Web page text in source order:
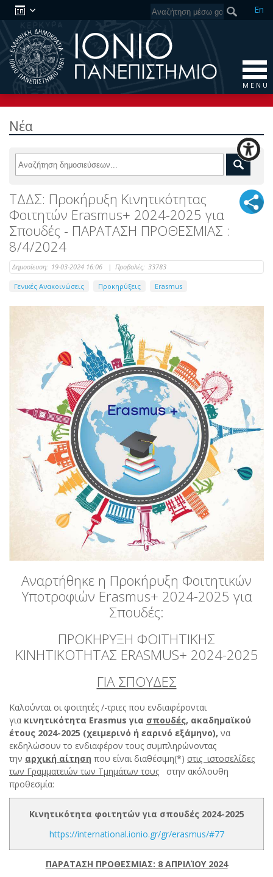
En
M E N U
Νέα
ΤΔΔΣ: Προκήρυξη Kινητικότητας
Φοιτητών Erasmus+ 2024-2025 για
Σπουδές - ΠΑΡΑΤΑΣΗ ΠΡΟΘΕΣΜΙΑΣ :
8/4/2024
Δημοσίευση: 19-03-2024 16:06 | Προβολές: 33783
Γενικές Ανακοινώσεις Προκηρύξεις Erasmus
Αναρτήθηκε η Προκήρυξη Φοιτητικών
Υποτροφιών Erasmus+ 2024-2025 για
Σπουδές:
ΠΡΟΚΗΡΥΞΗ ΦΟΙΤΗΤΙΚΗΣ
ΚΙΝΗΤΙΚΟΤΗΤΑΣ ERASMUS+ 2024-2025
ΓΙΑ ΣΠΟΥΔΕΣ
Καλούνται οι φοιτητές /-τριες που ενδιαφέρονται
για κινητικότητα Erasmus για σπουδές, ακαδημαϊκού
έτους 2024-2025 (χειμερινό ή εαρινό εξάμηνο), να
εκδηλώσουν το ενδιαφέρον τους συμπληρώνοντας
την αρχική αίτηση που είναι διαθέσιμη(*) στις ιστοσελίδες
των Γραμματειών των Τμημάτων τους στην ακόλουθη
προθεσμία:
Κινητικότητα φοιτητών για σπουδές 2024-2025
https://international.ionio.gr/gr/erasmus/#77
ΠΑΡΑΤΑΣΗ ΠΡΟΘΕΣΜΙΑΣ: 8 ΑΠΡΙΛΊΟΥ 2024